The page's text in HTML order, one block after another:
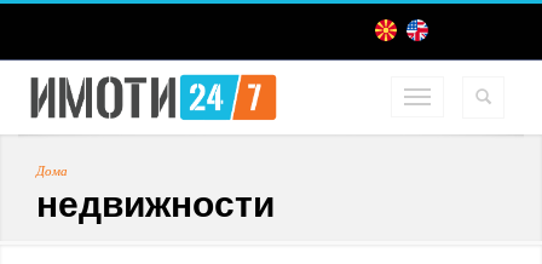
Дома
недвижности